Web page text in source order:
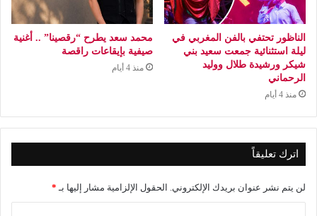
الناظور تحتفي بالفن المغربي في
ليلة استثنائية جمعت سعيد بني
شيكر ورشيدة طلال ووليد
الرحماني
منذ 4 أيام
محمد سعد يطرح “رقصينا” .. أغنية
صيفية بإيقاعات راقصة
منذ 4 أيام
اترك تعليقاً
لن يتم نشر عنوان بريدك الإلكتروني. الحقول الإلزامية مشار إليها بـ *